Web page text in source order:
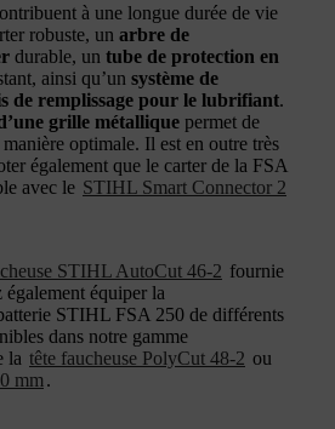
à une longue durée de vie
robuste, un arbre de
durable, un tube de protection en
ainsi qu’un système de
de remplissage pour le lubrifiant.
grille métallique permet de
optimale. Il est en outre très
également que le carter de la FSA
avec le STIHL Smart Connector 2
STIHL AutoCut 46-2 fournie
équiper la
STIHL FSA 250 de différents
dans notre gamme
la tête faucheuse PolyCut 48-2 ou
mm .